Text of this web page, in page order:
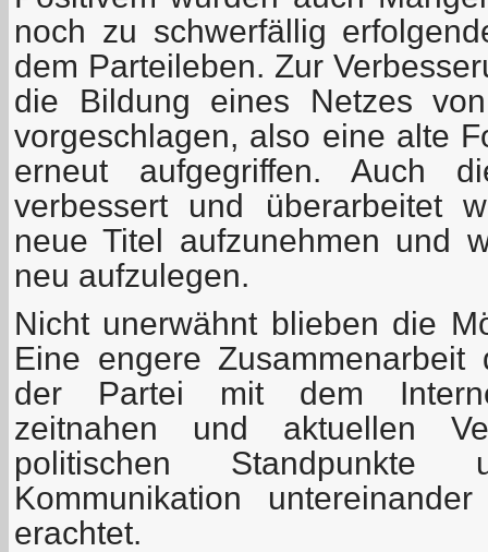
noch zu schwerfällig
dem Parteileben. Zur
die Bildung eines Netzes von
vorgeschlagen, also eine alte
erneut aufgegriffen. Auch
verbessert und überarbeitet
neue Titel aufzunehmen und
neu aufzulegen.
Nicht unerwähnt blieben die
Eine engere
der Partei mit dem
zeitnahen und aktuellen
politischen
Kommunikation
erachtet.